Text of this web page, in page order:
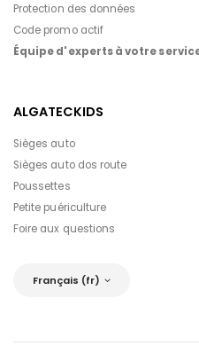
Protection des données
Code promo actif
Équipe d'experts à votre
ALGATECKIDS
Sièges auto
Sièges auto dos route
Poussettes
Petite puériculture
Foire aux questions
Français (fr)